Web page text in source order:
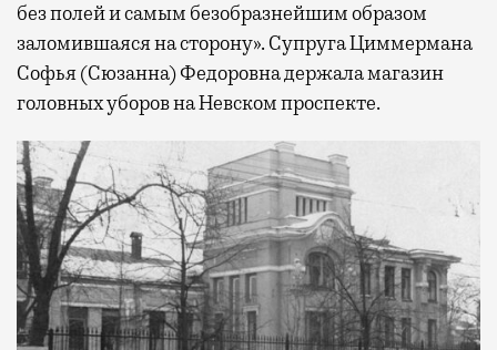
без полей и самым безобразнейшим образом
заломившаяся на сторону». Супруга Циммермана
Софья (Сюзанна) Федоровна держала магазин
головных уборов на Невском проспекте.